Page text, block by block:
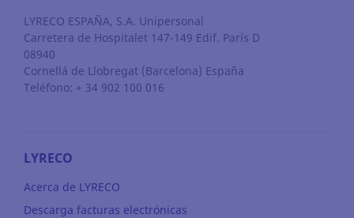
LYRECO ESPAÑA, S.A. Unipersonal
Carretera de Hospitalet 147-149 Edif. París D
08940
Cornellá de Llobregat (Barcelona) España
Teléfono: + 34 902 100 016
LYRECO
Acerca de LYRECO
Descarga facturas electrónicas